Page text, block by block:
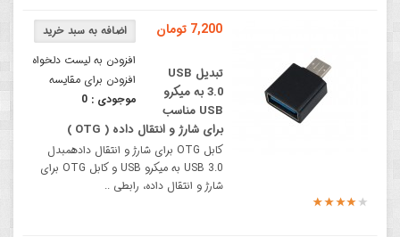
افزودن به لیست دلخواه
افزودن برای مقایسه
موجودی : 0
7,200 تومان
تبدیل USB
3.0 به میکرو
USB مناسب
برای شارژ و انتقال داده ( OTG )
کابل OTG برای شارژ و انتقال دادهمبدل
USB 3.0 به میکرو USB و کابل OTG برای
شارژ و انتقال داده، رابطی ..